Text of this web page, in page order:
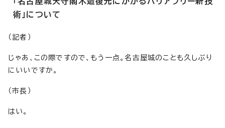
術」について
（記者）
じゃあ、この際ですので、もう一点。名古屋城のことも久しぶり
にいいですか。
（市長）
はい。